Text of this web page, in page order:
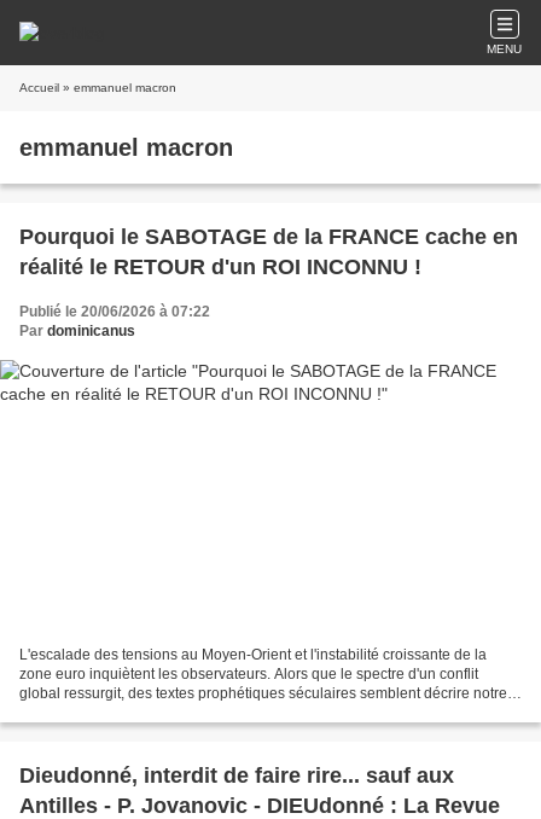
MENU
Accueil » emmanuel macron
emmanuel macron
Pourquoi le SABOTAGE de la FRANCE cache en
réalité le RETOUR d'un ROI INCONNU !
Publié le 20/06/2026 à 07:22
Par dominicanus
L'escalade des tensions au Moyen-Orient et l'instabilité croissante de la
zone euro inquiètent les observateurs. Alors que le spectre d'un conflit
global ressurgit, des textes prophétiques séculaires semblent décrire notre
Dieudonné, interdit de faire rire... sauf aux
Antilles - P. Jovanovic - DIEUdonné : La Revue